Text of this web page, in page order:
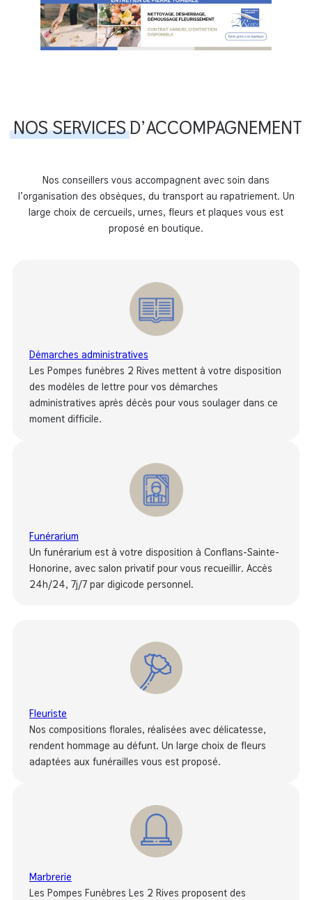
NOS SERVICESD’ACCOMPAGNEMENT
Nos conseillers vous accompagnent avec soin dans
l’organisation des obsèques, du transport au rapatriement. Un
large choix de cercueils, urnes, fleurs et plaques vous est
proposé en boutique.
Démarches administratives
Les Pompes funèbres 2 Rives mettent à votre disposition
des modèles de lettre pour vos démarches
administratives après décès pour vous soulager dans ce
moment difficile.
Funérarium
Un funérarium est à votre disposition à Conflans-Sainte-
Honorine, avec salon privatif pour vous recueillir. Accès
24h/24, 7j/7 par digicode personnel.
Fleuriste
Nos compositions florales, réalisées avec délicatesse,
rendent hommage au défunt. Un large choix de fleurs
adaptées aux funérailles vous est proposé.
Marbrerie
Les Pompes Funèbres Les 2 Rives proposent des